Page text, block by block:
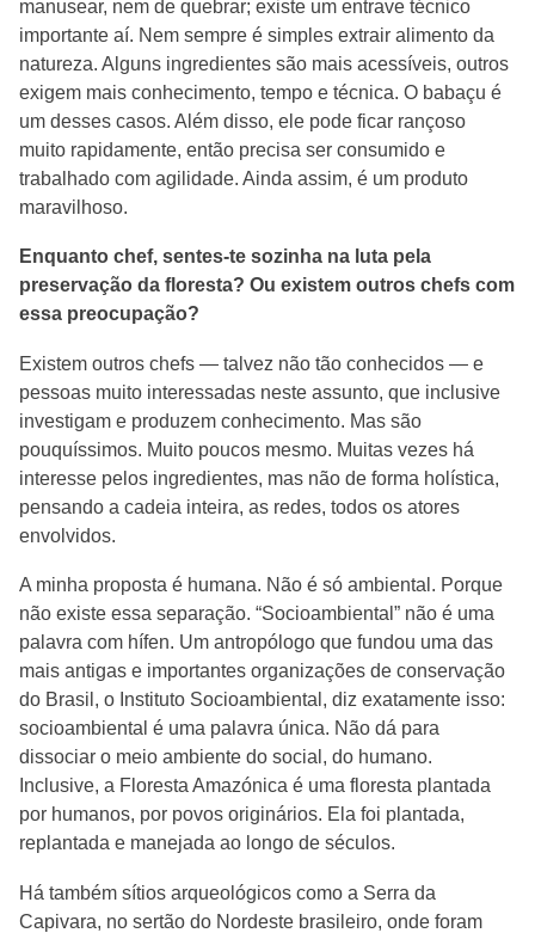
manusear, nem de quebrar; existe um entrave técnico
importante aí. Nem sempre é simples extrair alimento da
natureza. Alguns ingredientes são mais acessíveis, outros
exigem mais conhecimento, tempo e técnica. O babaçu é
um desses casos. Além disso, ele pode ficar rançoso
muito rapidamente, então precisa ser consumido e
trabalhado com agilidade. Ainda assim, é um produto
maravilhoso.
Enquanto chef, sentes-te sozinha na luta pela
preservação da floresta? Ou existem outros chefs com
essa preocupação?
Existem outros chefs — talvez não tão conhecidos — e
pessoas muito interessadas neste assunto, que inclusive
investigam e produzem conhecimento. Mas são
pouquíssimos. Muito poucos mesmo. Muitas vezes há
interesse pelos ingredientes, mas não de forma holística,
pensando a cadeia inteira, as redes, todos os atores
envolvidos.
A minha proposta é humana. Não é só ambiental. Porque
não existe essa separação. “Socioambiental” não é uma
palavra com hífen. Um antropólogo que fundou uma das
mais antigas e importantes organizações de conservação
do Brasil, o Instituto Socioambiental, diz exatamente isso:
socioambiental é uma palavra única. Não dá para
dissociar o meio ambiente do social, do humano.
Inclusive, a Floresta Amazónica é uma floresta plantada
por humanos, por povos originários. Ela foi plantada,
replantada e manejada ao longo de séculos.
Há também sítios arqueológicos como a Serra da
Capivara, no sertão do Nordeste brasileiro, onde foram